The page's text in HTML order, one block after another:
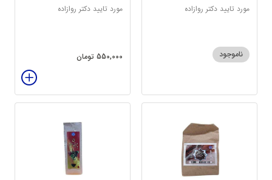
مورد تایید دکتر روازاده
ناموجود
مورد تایید دکتر روازاده
550,000 تومان